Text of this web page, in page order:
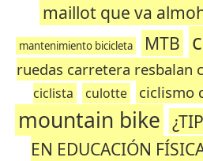
maillot que va
mantenimiento bicicleta MTB
ruedas carretera resbalan
ciclista
culotte ciclismo
mountain bike
EN EDUCACIÓN